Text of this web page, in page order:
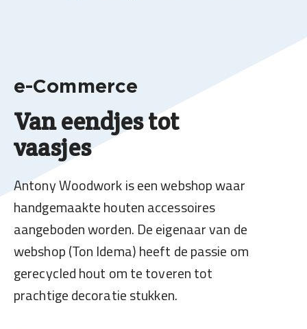
e-Commerce
Van eendjes tot
vaasjes
Antony Woodwork is een webshop waar
handgemaakte houten accessoires
aangeboden worden. De eigenaar van de
webshop (Ton Idema) heeft de passie om
gerecycled hout om te toveren tot
prachtige decoratie stukken.